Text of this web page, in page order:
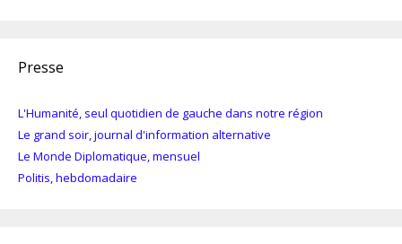
Presse
L'Humanité, seul quotidien de gauche dans notre région
Le grand soir, journal d'information alternative
Le Monde Diplomatique, mensuel
Politis, hebdomadaire